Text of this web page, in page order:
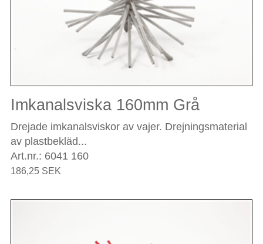
Imkanalsviska 160mm Grå
Drejade imkanalsviskor av vajer. Drejningsmaterial
av plastbekläd...
Art.nr.: 6041 160
186,25 SEK